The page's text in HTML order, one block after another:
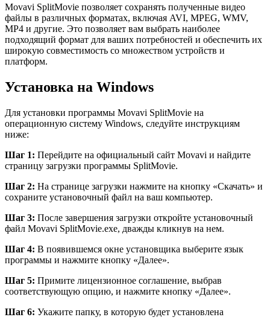
Movavi SplitMovie позволяет сохранять полученные видео
файлы в различных форматах, включая AVI, MPEG, WMV,
MP4 и другие. Это позволяет вам выбрать наиболее
подходящий формат для ваших потребностей и обеспечить их
широкую совместимость со множеством устройств и
платформ.
Установка на Windows
Для установки программы Movavi SplitMovie на
операционную систему Windows, следуйте инструкциям
ниже:
Шаг 1: Перейдите на официальный сайт Movavi и найдите
страницу загрузки программы SplitMovie.
Шаг 2: На странице загрузки нажмите на кнопку «Скачать» и
сохраните установочный файл на ваш компьютер.
Шаг 3: После завершения загрузки откройте установочный
файл Movavi SplitMovie.exe, дважды кликнув на нем.
Шаг 4: В появившемся окне установщика выберите язык
программы и нажмите кнопку «Далее».
Шаг 5: Примите лицензионное соглашение, выбрав
соответствующую опцию, и нажмите кнопку «Далее».
Шаг 6: Укажите папку, в которую будет установлена